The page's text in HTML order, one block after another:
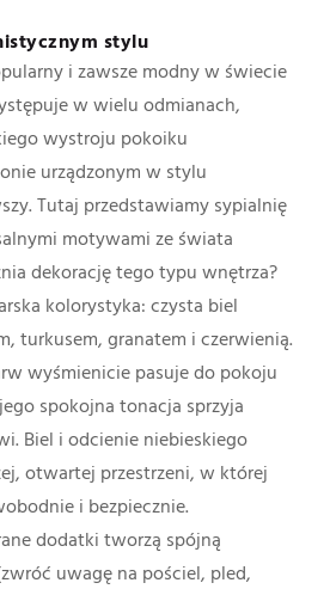
stylu
i zawsze modny w świecie
w wielu odmianach,
wystroju pokoiku
urządzonym w stylu
Tutaj przedstawiamy sypialnię
motywami ze świata
dekorację tego typu wnętrza?
kolorystyka: czysta biel
turkusem, granatem i czerwienią.
wyśmienicie pasuje do pokoju
spokojna tonacja sprzyja
Biel i odcienie niebieskiego
otwartej przestrzeni, w której
i bezpiecznie.
dodatki tworzą spójną
uwagę na pościel, pled,